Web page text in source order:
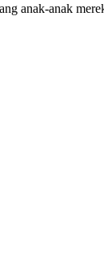
anak-anak